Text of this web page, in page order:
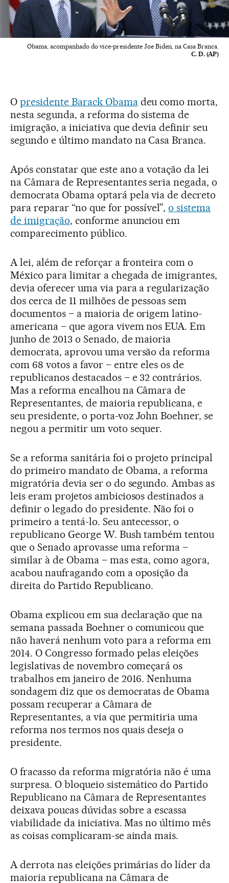
Obama, acompanhado do vice-presidente Joe Biden, na Casa Branca.
C. D. (AP)
O presidente Barack Obamadeu como morta,
nesta segunda, a reforma do sistema de
imigração, a iniciativa que devia definir seu
segundo e último mandato na Casa Branca.
Após constatar que este ano a votação da lei
na Câmara de Representantes seria negada, o
democrata Obama optará pela via de decreto
para reparar “no que for possível”,o sistema
de imigração, conforme anunciou em
comparecimento público.
A lei, além de reforçar a fronteira com o
México para limitar a chegada de imigrantes,
devia oferecer uma via para a regularização
dos cerca de 11 milhões de pessoas sem
documentos – a maioria de origem latino-
americana – que agora vivem nos EUA. Em
junho de 2013 o Senado, de maioria
democrata, aprovou uma versão da reforma
com 68 votos a favor – entre eles os de
republicanos destacados – e 32 contrários.
Mas a reforma encalhou na Câmara de
Representantes, de maioria republicana, e
seu presidente, o porta-voz John Boehner, se
negou a permitir um voto sequer.
Se a reforma sanitária foi o projeto principal
do primeiro mandato de Obama, a reforma
migratória devia ser o do segundo. Ambas as
leis eram projetos ambiciosos destinados a
definir o legado do presidente. Não foi o
primeiro a tentá-lo. Seu antecessor, o
republicano George W. Bush também tentou
que o Senado aprovasse uma reforma –
similar à de Obama – mas esta, como agora,
acabou naufragando com a oposição da
direita do Partido Republicano.
Obama explicou em sua declaração que na
semana passada Boehner o comunicou que
não haverá nenhum voto para a reforma em
2014. O Congresso formado pelas eleições
legislativas de novembro começará os
trabalhos em janeiro de 2016. Nenhuma
sondagem diz que os democratas de Obama
possam recuperar a Câmara de
Representantes, a via que permitiria uma
reforma nos termos nos quais deseja o
presidente.
O fracasso da reforma migratória não é uma
surpresa. O bloqueio sistemático do Partido
Republicano na Câmara de Representantes
deixava poucas dúvidas sobre a escassa
viabilidade da iniciativa. Mas no último mês
as coisas complicaram-se ainda mais.
A derrota nas eleições primárias do líder da
maioria republicana na Câmara de